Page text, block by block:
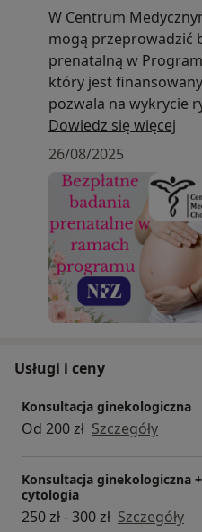
W Centrum
mogą przeprowadzić
prenatalną w
który jest
pozwala na wykrycie
płodu, ich wczesną
możliwe, podjęcie
płodowym.
Lekarze wykonujący
Badań Prenatalnych:
✅dr hab. n. med. Piotr
✅dr Tomasz Palacz
✅dr Zbigniew Poterek
Zapraszamy do
omówienia
Dowiedz się więcej
26/08/2025
Usługi i ceny
Konsultacja ginekologiczna
Od 200 zł Szczegóły
Konsultacja ginekologiczna +
cytologia
250 zł - 300 zł Szczegóły